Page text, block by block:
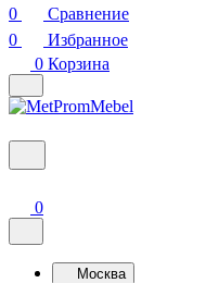
0
Сравнение
0
Избранное
0 Корзина
0
Москва